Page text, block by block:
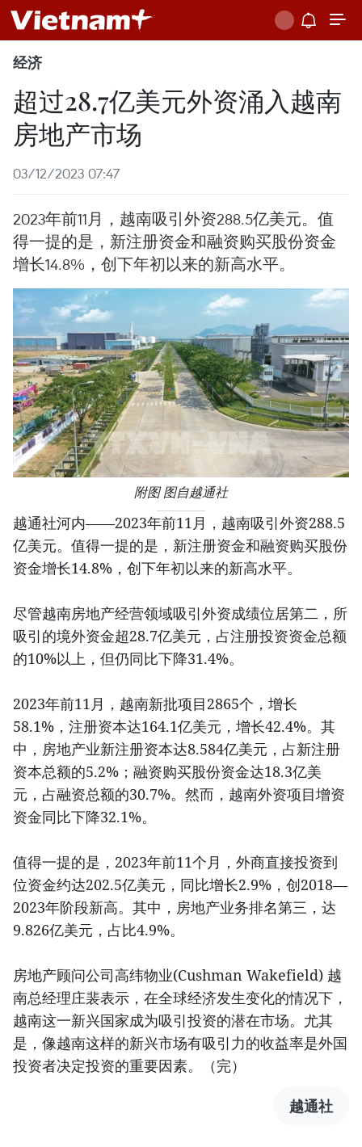
经济
超过28.7亿美元外资涌入越南
房地产市场
03/12/2023 07:47
2023年前11月，越南吸引外资288.5亿美元。值
得一提的是，新注册资金和融资购买股份资金
增长14.8%，创下年初以来的新高水平。
附图 图自越通社
越通社河内——2023年前11月，越南吸引外资288.5
亿美元。值得一提的是，新注册资金和融资购买股份
资金增长14.8%，创下年初以来的新高水平。
尽管越南房地产经营领域吸引外资成绩位居第二，所
吸引的境外资金超28.7亿美元，占注册投资资金总额
的10%以上，但仍同比下降31.4%。
2023年前11月，越南新批项目2865个，增长
58.1%，注册资本达164.1亿美元，增长42.4%。其
中，房地产业新注册资本达8.584亿美元，占新注册
资本总额的5.2%；融资购买股份资金达18.3亿美
元，占融资总额的30.7%。然而，越南外资项目增资
资金同比下降32.1%。
值得一提的是，2023年前11个月，外商直接投资到
位资金约达202.5亿美元，同比增长2.9%，创2018—
2023年阶段新高。其中，房地产业务排名第三，达
9.826亿美元，占比4.9%。
房地产顾问公司高纬物业(Cushman Wakefield) 越
南总经理庄裴表示，在全球经济发生变化的情况下，
越南这一新兴国家成为吸引投资的潜在市场。尤其
是，像越南这样的新兴市场有吸引力的收益率是外国
投资者决定投资的重要因素。（完）
越通社